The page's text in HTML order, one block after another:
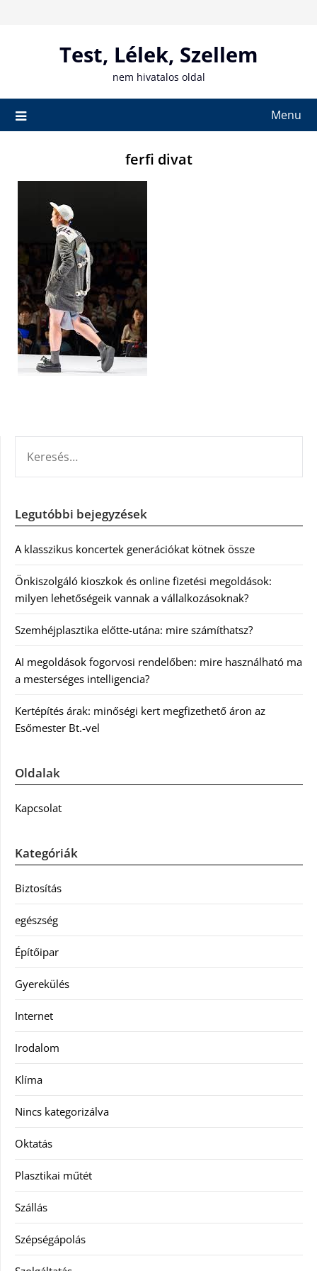
Test, Lélek, Szellem
nem hivatalos oldal
Menu
ferfi divat
Legutóbbi bejegyzések
A klasszikus koncertek generációkat kötnek össze
Önkiszolgáló kioszkok és online fizetési megoldások:
milyen lehetőségeik vannak a vállalkozásoknak?
Szemhéjplasztika előtte-utána: mire számíthatsz?
AI megoldások fogorvosi rendelőben: mire használható ma
a mesterséges intelligencia?
Kertépítés árak: minőségi kert megfizethető áron az
Esőmester Bt.-vel
Oldalak
Kapcsolat
Kategóriák
Biztosítás
egészség
Építőipar
Gyerekülés
Internet
Irodalom
Klíma
Nincs kategorizálva
Oktatás
Plasztikai műtét
Szállás
Szépségápolás